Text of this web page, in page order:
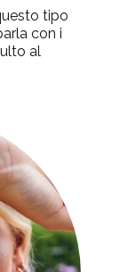
tipo
con i
al